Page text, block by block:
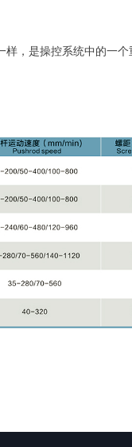
样，是操控系统中的一